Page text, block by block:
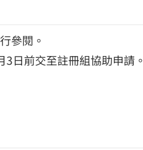
參閱。
日前交至註冊組協助申請。